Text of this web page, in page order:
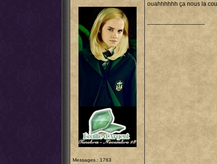
Messages : 1763
ouahhhhhh ça nous la
_________________